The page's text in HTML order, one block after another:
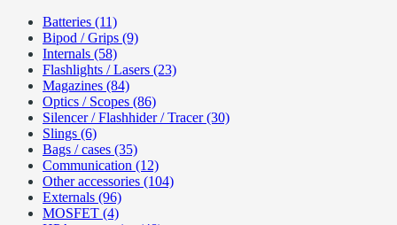
Batteries (11)
Bipod / Grips (9)
Internals (58)
Flashlights / Lasers (23)
Magazines (84)
Optics / Scopes (86)
Silencer / Flashhider / Tracer (30)
Slings (6)
Bags / cases (35)
Communication (12)
Other accessories (104)
Externals (96)
MOSFET (4)